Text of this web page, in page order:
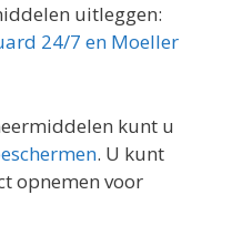
uitleggen:
24/7 en Moeller
kunt u
. U kunt
opnemen voor